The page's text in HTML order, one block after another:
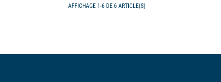
AFFICHAGE 1-6 DE 6 ARTICLE(S)